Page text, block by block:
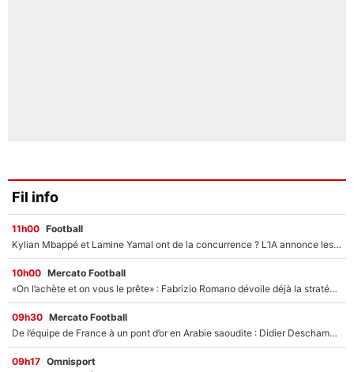
Fil info
11h00 Football
Kylian Mbappé et Lamine Yamal ont de la concurrence ? L’IA annonce les 5 joueurs qui vont dominer le football dans les années à venir !
10h00 Mercato Football
«On l’achète et on vous le prête» : Fabrizio Romano dévoile déjà la stratégie du PSG avec le transfert de Zion Suzuki !
09h30 Mercato Football
De l’équipe de France à un pont d’or en Arabie saoudite : Didier Deschamps a donné sa réponse !
09h17 Omnisport